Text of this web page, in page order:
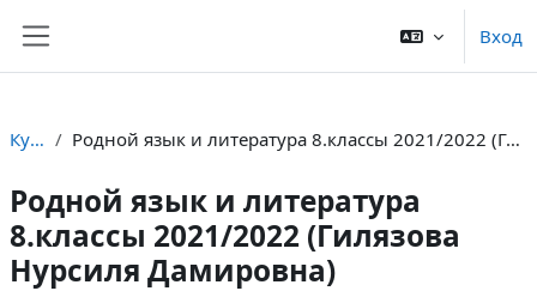
Вход
Курсы Родной язык и литература 8.классы 2021/2022 (Гилязова Нурсиля Дамировна)
Родной язык и литература
8.классы 2021/2022 (Гилязова
Нурсиля Дамировна)